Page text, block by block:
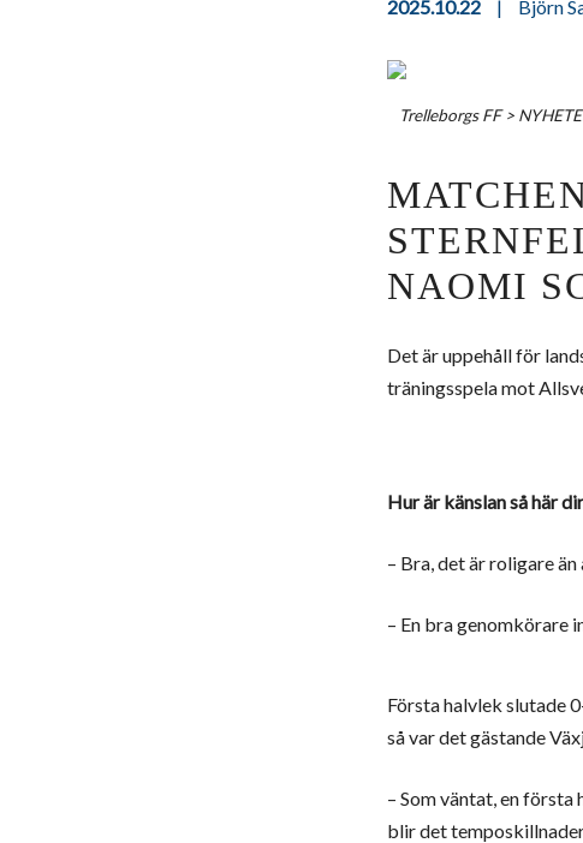
2025.10.22 | Björn
Trelleborgs FF>
NAOMI
Det är uppehåll för
träningsspela mot
Hur är känslan så här
– Bra, det är roligare
– En bra genomkörare
Första halvlek slutade
så var det gästande
– Som väntat, en första
blir det